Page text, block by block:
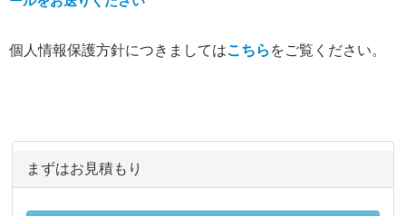
個人情報保護方針につきましてはこちら をご覧ください。
まずはお見積もり